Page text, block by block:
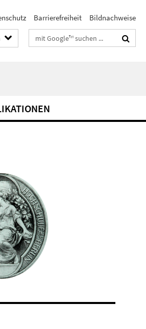
Barrierefreiheit Bildnachweise
Suchbegriffe